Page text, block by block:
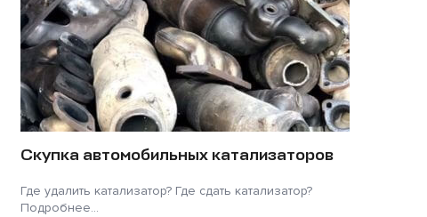
Скупка автомобильных катализаторов
Где удалить катализатор? Где сдать катализатор?
Подробнее...